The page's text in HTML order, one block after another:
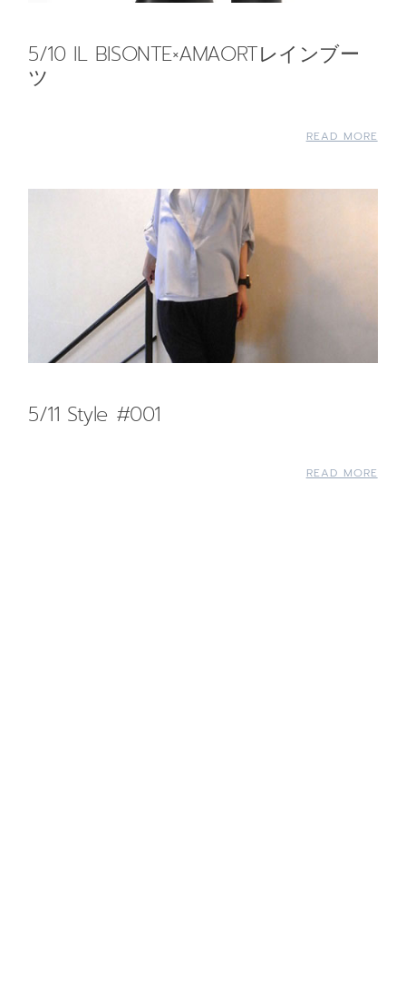
5/10 IL BISONTE×AMAORTレインブー
ツ
READ MORE
5/11 Style #001
READ MORE